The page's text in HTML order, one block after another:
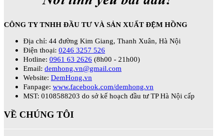
CÔNG TY TNHH ĐẦU TƯ VÀ SẢN XUẤT ĐỆM HỒNG
Địa chỉ: 44 đường Kim Giang, Thanh Xuân, Hà Nội
Điện thoại: 0246 3257 526
Hotline: 0961 63 2626 (8h00 - 21h00)
Email: demhong.vn@gmail.com
Website: DemHong.vn
Fanpage: www.facebook.com/demhong.vn
MST: 0108588203 do sở kế hoạch đầu tư TP Hà Nội cấp
VỀ CHÚNG TÔI